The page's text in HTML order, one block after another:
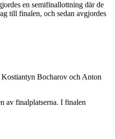
en semifinallottning där de
till finalen, och sedan avgjordes
Bocharov och Anton
av finalplatserna. I finalen